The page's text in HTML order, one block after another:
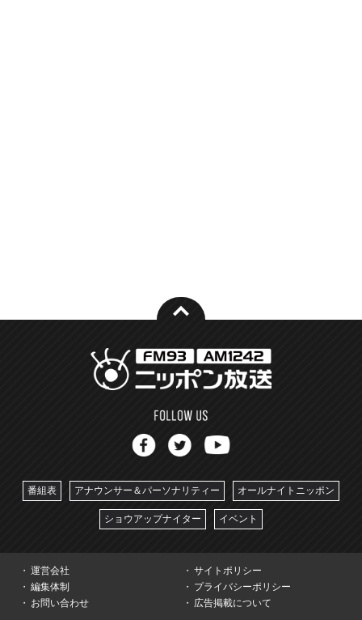
番組表 アナウンサー＆パーソナリティー オールナイトニッポン
ショウアップナイター イベント
運営会社
サイトポリシー
編集体制
プライバシーポリシー
お問い合わせ
広告掲載について